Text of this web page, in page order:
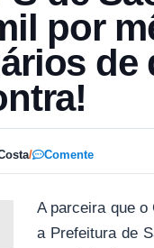
por
de
/ Comente
A parceira que o
a Prefeitura de